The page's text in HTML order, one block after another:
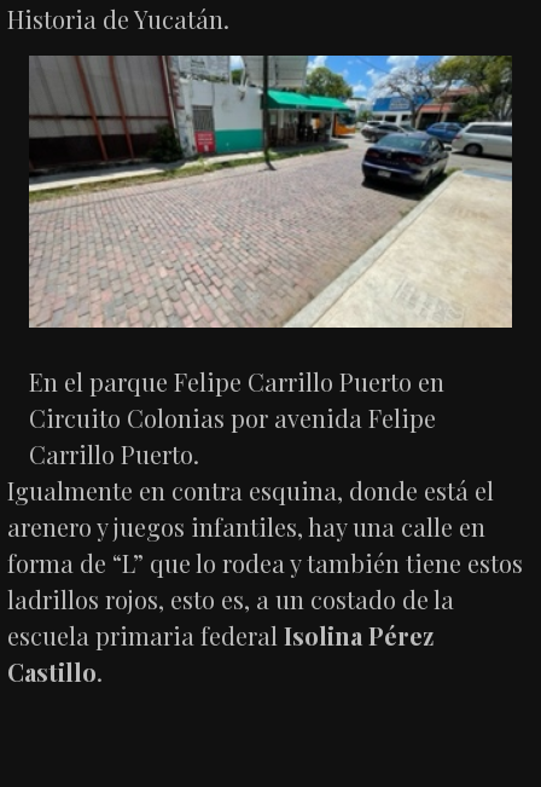
Historia de Yucatán.
En el parque Felipe Carrillo Puerto en
Circuito Colonias por avenida Felipe
Carrillo Puerto.
Igualmente en contra esquina, donde está el
arenero y juegos infantiles, hay una calle en
forma de “L” que lo rodea y también tiene estos
ladrillos rojos, esto es, a un costado de la
escuela primaria federalIsolina Pérez
Castillo.